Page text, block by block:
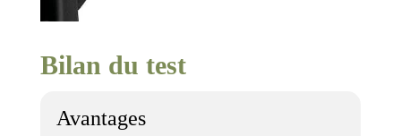
Bilan du test
Avantages